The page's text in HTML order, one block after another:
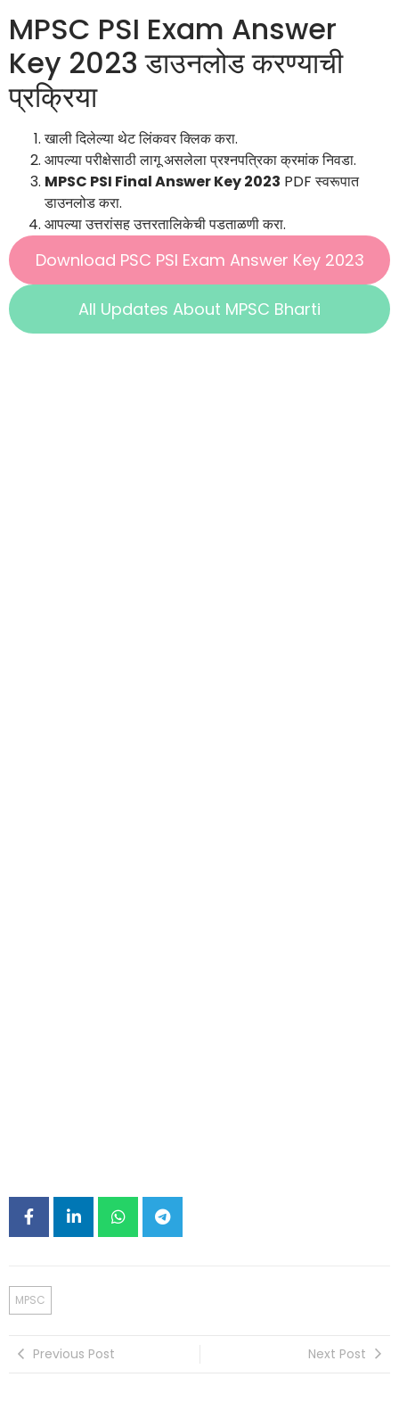
MPSC PSI Exam Answer
Key 2023 डाउनलोड करण्याची
प्रक्रिया
खाली दिलेल्या थेट लिंकवर क्लिक करा.
आपल्या परीक्षेसाठी लागू असलेला प्रश्नपत्रिका क्रमांक निवडा.
MPSC PSI Final Answer Key 2023 PDF स्वरूपात
डाउनलोड करा.
आपल्या उत्तरांसह उत्तरतालिकेची पडताळणी करा.
Download PSC PSI Exam Answer Key 2023
All Updates About MPSC Bharti
MPSC
Previous Post Next Post